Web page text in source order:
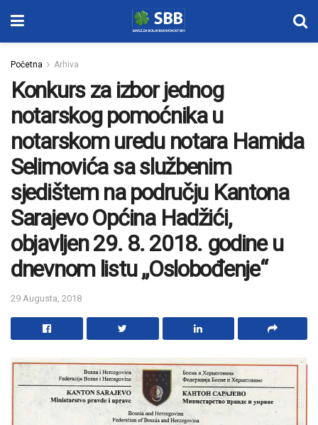
Početna Arhiva
Konkurs za izbor jednog
notarskog pomoćnika u
notarskom uredu notara Hamida
Selimovića sa službenim
sjedištem na području Kantona
Sarajevo Općina Hadžići,
objavljen 29. 8. 2018. godine u
dnevnom listu „Oslobođenje“
29 Augusta, 2018